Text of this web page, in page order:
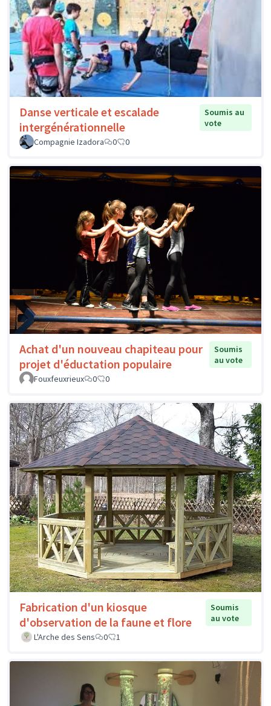
Danse verticale et escalade
intergénérationnelle
Soumis au
vote
Compagnie Izadora
0 0
Achat d'un nouveau chapiteau pour
projet d'éductation populaire
Soumis
au vote
Fouxfeuxrieux
0 0
Fabrication d'un kiosque
d'observation de la faune et flore
Soumis
au vote
L'Arche des Sens
0 1